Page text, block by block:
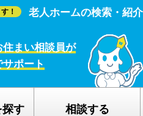
！ 老人ホームの検索・紹
住まい相談員が
ポート
す 相談する